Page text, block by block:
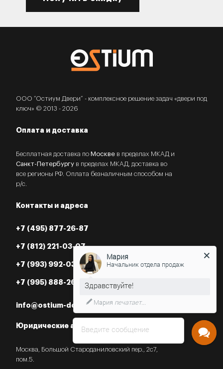
ООО “Остиум Двери” - комплексное решение задач «двери под
ключ» © 2013 - 2026
Оплата и доставка
Бесплатная доставка по Москве в пределах МКАД и
Санкт-Петербургу в пределах МКАД, доставка во
все регионы РФ. Оплата безналичным способом на
р/с.
Контакты и адреса
+7 (495) 877-26-87
+7 (812) 221-03-07
+7 (993) 992-03-07
+7 (995) 888-26-87
info@ostium-doors.ru
Юридические адреса в РФ
Москва, Большой Староданиловский пер., 2с7,
пом.5.
Введите сообщение
Мария
Начальник отдела продаж
Здравствуйте!
Мария печатает...